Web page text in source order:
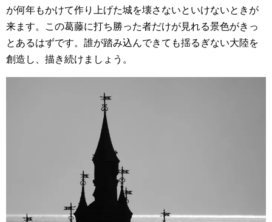
が何年もかけて作り上げた城を壊さないといけないときが
来ます。この葛藤に打ち勝った者だけが見れる景色がきっ
とあるはずです。誰が踏み込んできても揺るぎない大陸を
創造し、描き続けましょう。